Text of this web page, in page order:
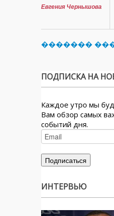
Евгения Чернышова
�������
ПОДПИСКА НА
Каждое утро мы
Вам обзор самых
событий дня.
ИНТЕРВЬЮ